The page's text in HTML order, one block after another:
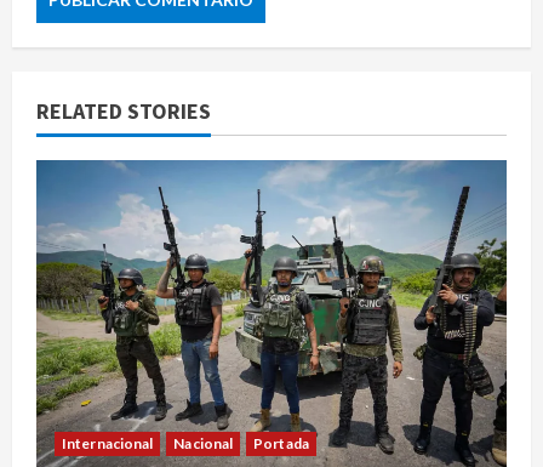
RELATED STORIES
Internacional Nacional Portada